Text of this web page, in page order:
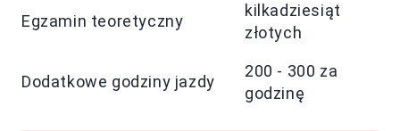
Egzamin teoretyczny
kilkadziesiąt
złotych
Dodatkowe godziny jazdy
200 - 300 za
godzinę